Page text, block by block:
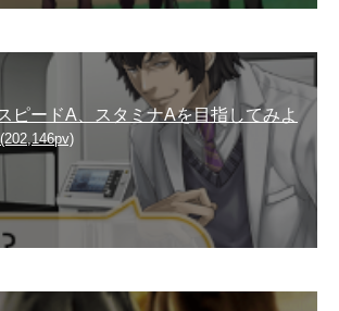
ピードA、スタミナAを目指してみよ